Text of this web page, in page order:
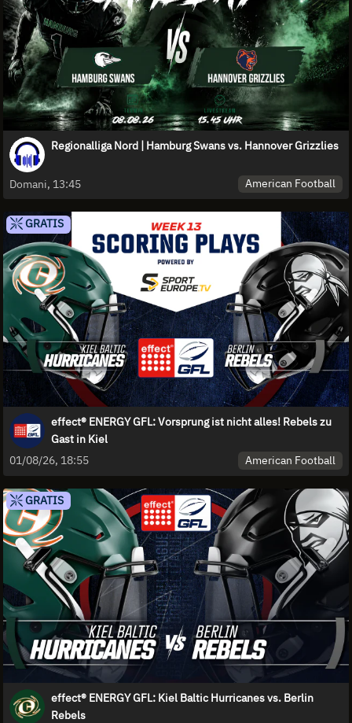
Regionalliga Nord | Hamburg Swans vs. Hannover Grizzlies
Domani, 13:45 American Football
GRATIS
effect® ENERGY GFL: Vorsprung ist nicht alles! Rebels zu
Gast in Kiel
01/08/26, 18:55
American Football
GRATIS
effect® ENERGY GFL: Kiel Baltic Hurricanes vs. Berlin
Rebels